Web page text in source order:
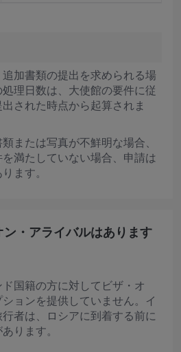
加書類の提出を求められる場
理日数は、大使館の要件に従
された時点から起算されま
または写真が不鮮明な場合、
満たしていない場合、申請は
ます。
ン・アライバルはあります
国籍の方に対してビザ・オ
ョンを提供していません。イ
者は、ロシアに到着する前に
ります。